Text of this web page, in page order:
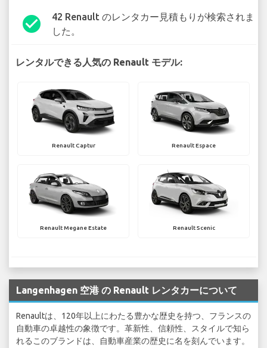
check_circle
42 Renault のレンタカー見積もりが検索されま
した。
レンタルできる人気の Renault モデル:
Renault Captur Renault Espace
Renault Megane Estate Renault Scenic
Langenhagen 空港 の Renault レンタカーについて
Renaultは、120年以上にわたる豊かな歴史を持つ、フランスの
自動車の卓越性の象徴です。革新性、信頼性、スタイルで知ら
れるこのブランドは、自動車産業の歴史に名を刻んでいます。